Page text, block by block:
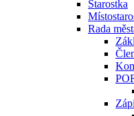
Starostka
Rada